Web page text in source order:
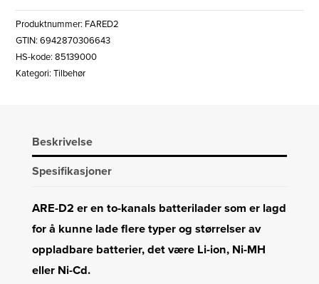
BATTERILADER
antall
Produktnummer: FARED2
GTIN: 6942870306643
HS-kode: 85139000
Kategori:Tilbehør
Beskrivelse
Spesifikasjoner
ARE-D2 er en to-kanals batterilader som er lagd
for å kunne lade flere typer og størrelser av
oppladbare batterier, det være Li-ion, Ni-MH
eller Ni-Cd.